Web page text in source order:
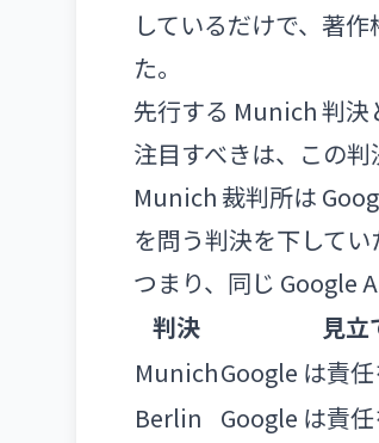
しているだけで、著
た。
先行する Munich 判決
注目すべきは、この
Munich 裁判所は
を問う判決を下してい
つまり、同じ Google
判決
見立
MunichGoogle は責
Berlin
Google は責